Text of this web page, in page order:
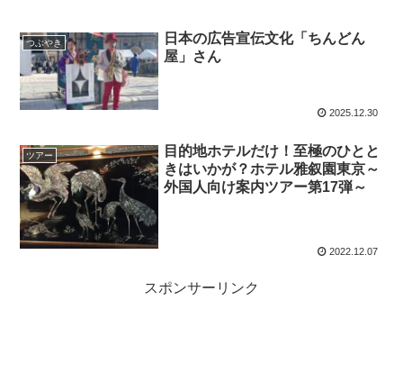
つぶやき
日本の広告宣伝文化「ちんどん
屋」さん
2025.12.30
ツアー
目的地ホテルだけ！至極のひとと
きはいかが？ホテル雅叙園東京～
外国人向け案内ツアー第17弾～
2022.12.07
スポンサーリンク